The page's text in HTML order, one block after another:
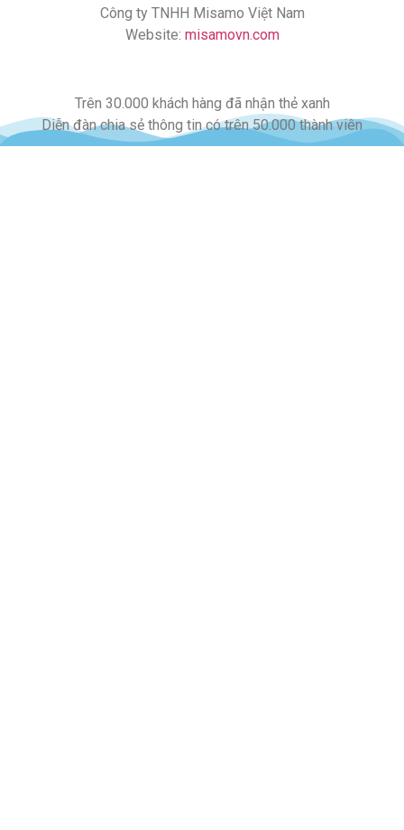
Công ty TNHH Misamo Việt Nam
Website: misamovn.com
Trên 30.000 khách hàng đã nhận thẻ xanh
Diễn đàn chia sẻ thông tin có trên 50.000 thành viên